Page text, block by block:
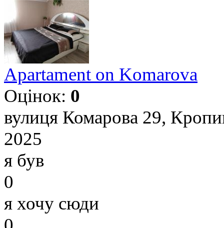
Apartament on Komarova
Оцінок: 0
вулиця Комарова 29,
2025
я був
0
я хочу сюди